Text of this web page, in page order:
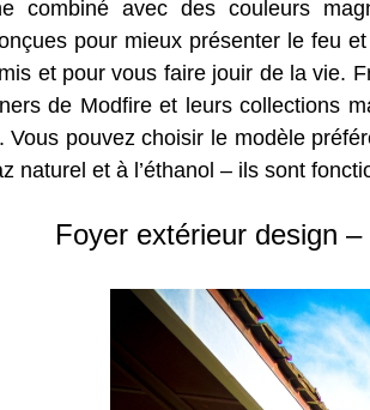
combiné avec des couleurs
pour mieux présenter le feu
et pour vous faire jouir de la vie.
de Modfire et leurs collections
Vous pouvez choisir le modèle
naturel et à l’éthanol – ils sont
Foyer extérieur design